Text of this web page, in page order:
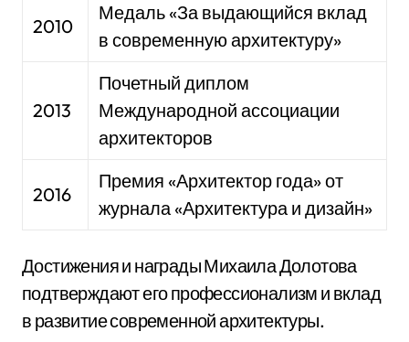
2010
Медаль «За выдающийся вклад
в современную архитектуру»
2013
Почетный диплом
Международной ассоциации
архитекторов
2016
Премия «Архитектор года» от
журнала «Архитектура и дизайн»
Достижения и награды Михаила Долотова
подтверждают его профессионализм и вклад
в развитие современной архитектуры.